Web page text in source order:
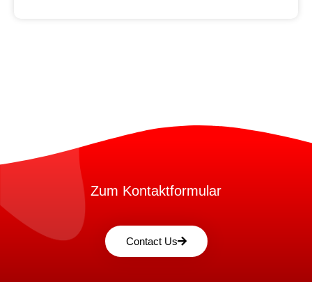
Zum Kontaktformular
Contact Us